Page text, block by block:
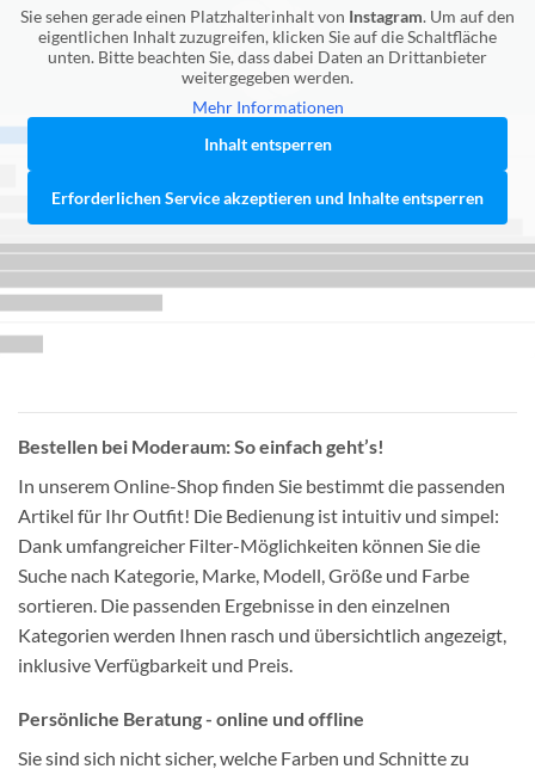
Sie sehen gerade einen Platzhalterinhalt von Instagram. Um auf den
eigentlichen Inhalt zuzugreifen, klicken Sie auf die Schaltfläche
unten. Bitte beachten Sie, dass dabei Daten an Drittanbieter
weitergegeben werden.
Mehr Informationen
Inhalt entsperren
Erforderlichen Service akzeptieren und Inhalte entsperren
Bestellen bei Moderaum: So einfach geht’s!
In unserem Online-Shop finden Sie bestimmt die passenden
Artikel für Ihr Outfit! Die Bedienung ist intuitiv und simpel:
Dank umfangreicher Filter-Möglichkeiten können Sie die
Suche nach Kategorie, Marke, Modell, Größe und Farbe
sortieren. Die passenden Ergebnisse in den einzelnen
Kategorien werden Ihnen rasch und übersichtlich angezeigt,
inklusive Verfügbarkeit und Preis.
Persönliche Beratung - online und offline
Sie sind sich nicht sicher, welche Farben und Schnitte zu